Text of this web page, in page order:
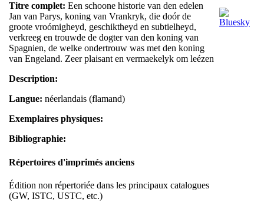
Titre complet: Een schoone historie van den edelen
Jan van Parys, koning van Vrankryk, die doór de
groote vroómigheyd, geschiktheyd en subtielheyd,
verkreeg en trouwde de dogter van den koning van
Spagnien, de welke ondertrouw was met den koning
van Engeland. Zeer plaisant en vermaekelyk om leézen
Description:
Langue: néerlandais (flamand)
Exemplaires physiques:
Bibliographie:
Répertoires d'imprimés anciens
Édition non répertoriée dans les principaux catalogues
(GW, ISTC, USTC, etc.)